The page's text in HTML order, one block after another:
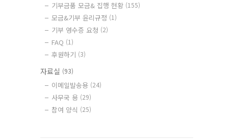
기부금품 모금& 집행 현황 (155)
모금&기부 윤리규정 (1)
기부 영수증 요청 (2)
FAQ (1)
후원하기 (3)
자료실 (93)
이메일발송용 (24)
사무국 용 (29)
참여 양식 (25)